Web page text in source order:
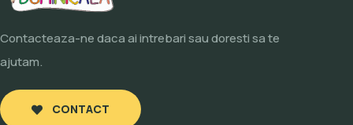
Contacteaza-ne daca ai intrebari sau doresti sa te
ajutam.
CONTACT